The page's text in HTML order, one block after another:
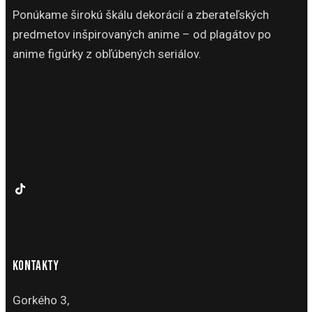
Ponúkame širokú škálu dekorácií a zberateľských
predmetov inšpirovaných anime – od plagátov po
anime figúrky z obľúbených seriálov.
KONTAKTY
Gorkého 3,